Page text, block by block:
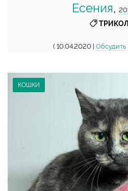
Есения,
( 10.04.2020 | Обсудить
КОШКИ